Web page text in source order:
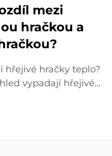
mezi
hračkou a
hřejivé hračky teplo?
vypadají hřejivé
vyrobeny z